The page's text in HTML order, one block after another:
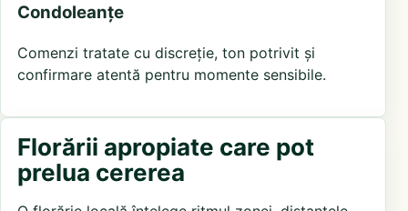
Condoleanțe
Comenzi tratate cu discreție, ton potrivit și
confirmare atentă pentru momente sensibile.
Florării apropiate care pot
prelua cererea